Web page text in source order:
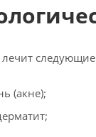
(акне);